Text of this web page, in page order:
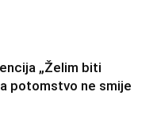
„Želim biti
potomstvo ne smije